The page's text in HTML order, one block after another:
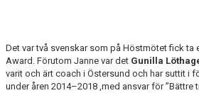
Det var två svenskar som på Höstmötet fick ta
Award. Förutom Janne var det Gunilla
varit och ärt coach i Östersund och har suttit i
under åren 2014–2018 ,med ansvar för ”Bättre